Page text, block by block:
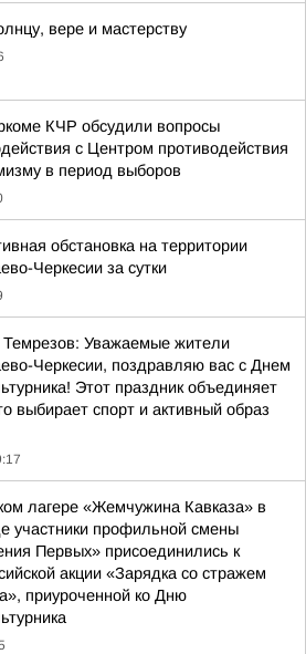
вере и мастерству
КЧР обсудили вопросы
с Центром противодействия
в период выборов
обстановка на территории
Черкесии за сутки
Уважаемые жители
Черкесии, поздравляю вас с Днем
Этот праздник объединяет
выбирает спорт и активный образ
лагере «Жемчужина Кавказа» в
участники профильной смены
Первых» присоединились к
акции «Зарядка со стражем
приуроченной ко Дню